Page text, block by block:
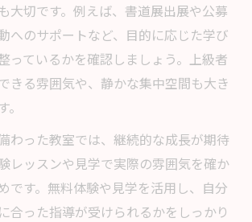
道教室が取り入れる実践的な上級
書道教室で身につく高い表現技法
道教室で学べる独自の表現アプロ
で学ぶことで作品に個性が生まれ
う静岡の書道教室最新事情
大切です。例えば、書道展出展や公募
へのサポートなど、目的に応じた学び
っているかを確認しましょう。上級者
きる雰囲気や、静かな集中空間も大き
わった教室では、継続的な成長が期待
レッスンや見学で実際の雰囲気を確か
です。無料体験や見学を活用し、自分
合った指導が受けられるかをしっかり